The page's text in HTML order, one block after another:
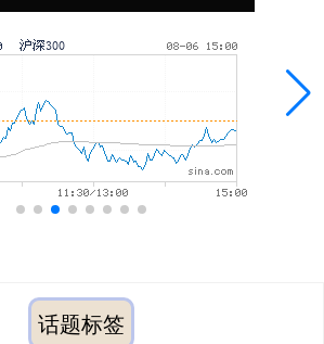
话题标签